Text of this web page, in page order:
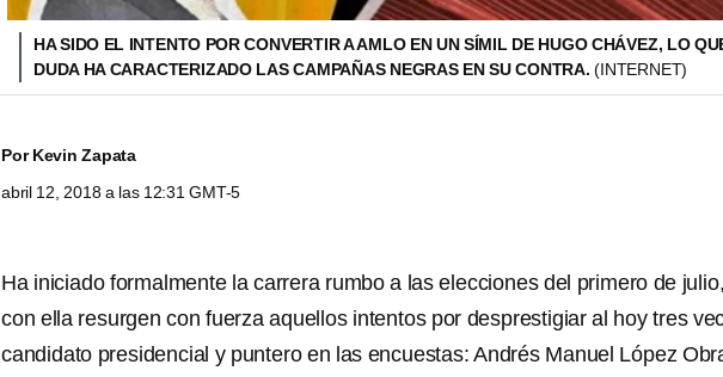
HA SIDO EL INTENTO POR CONVERTIR A AMLO EN UN SÍMIL DE HUGO CHÁVEZ, LO
DUDA HA CARACTERIZADO LAS CAMPAÑAS NEGRAS EN SU CONTRA.(INTERNET)
PorKevin Zapata
abril 12, 2018 a las 12:31 GMT-5
Ha iniciado formalmente la carrera rumbo a las elecciones del primero de
con ella resurgen con fuerza aquellos intentos por desprestigiar al hoy tres
candidato presidencial y puntero en las encuestas: Andrés Manuel López